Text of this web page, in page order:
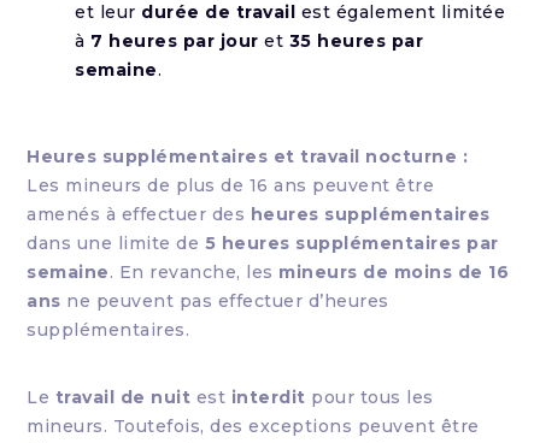
et leur durée de travail est également limitée
à 7 heures par jour et 35 heures par
semaine.
Heures supplémentaires et travail nocturne :
Les mineurs de plus de 16 ans peuvent être
amenés à effectuer des heures supplémentaires
dans une limite de 5 heures supplémentaires par
semaine. En revanche, les mineurs de moins de 16
ans ne peuvent pas effectuer d’heures
supplémentaires.
Le travail de nuit est interdit pour tous les
mineurs. Toutefois, des exceptions peuvent être